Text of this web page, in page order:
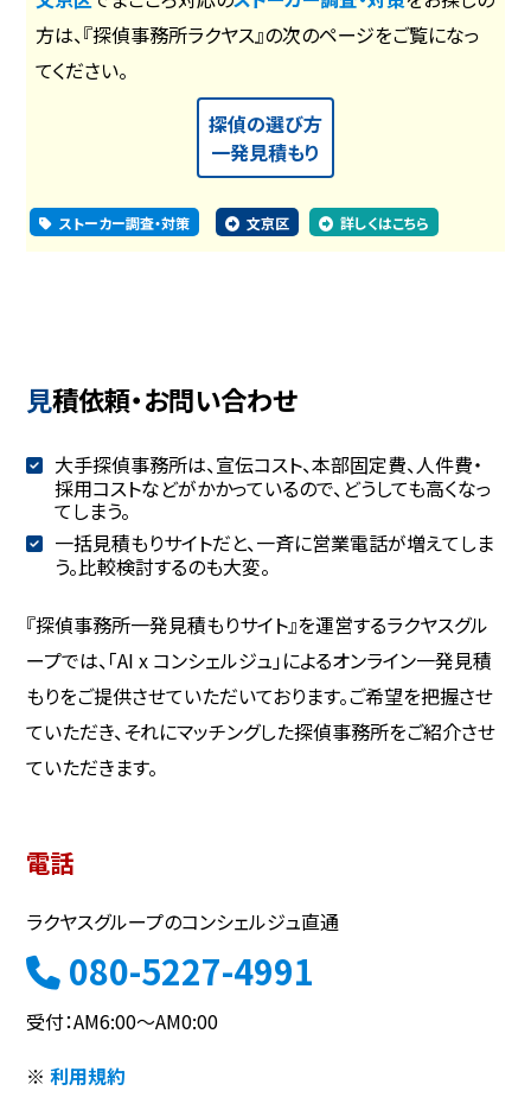
方は、『探偵事務所ラクヤス』の次のページをご覧になっ
てください。
探偵の選び方
一発見積もり
ストーカー調査・対策 文京区 詳しくはこちら
見積依頼・お問い合わせ
大手探偵事務所は、宣伝コスト、本部固定費、人件費・
採用コストなどがかかっているので、どうしても高くなっ
てしまう。
一括見積もりサイトだと、一斉に営業電話が増えてしま
う。比較検討するのも大変。
『探偵事務所一発見積もりサイト』を運営するラクヤスグル
ープでは、「AI x コンシェルジュ」によるオンライン一発見積
もりをご提供させていただいております。ご希望を把握させ
ていただき、それにマッチングした探偵事務所をご紹介させ
ていただきます。
電話
ラクヤスグループのコンシェルジュ直通
080-5227-4991
受付：AM6:00～AM0:00
※利用規約